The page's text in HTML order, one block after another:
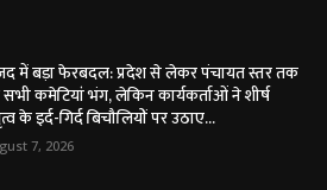
में बड़ा फेरबदल: प्रदेश से लेकर पंचायत स्तर तक
कमेटियां भंग, लेकिन कार्यकर्ताओं ने शीर्ष
के इर्द-गिर्द बिचौलियों पर उठाए...
7, 2026